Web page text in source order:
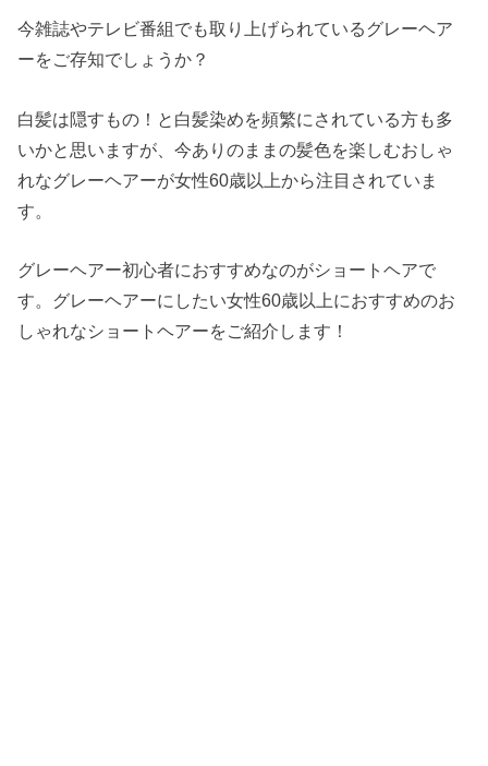
今雑誌やテレビ番組でも取り上げられているグレーヘア
ーをご存知でしょうか？
白髪は隠すもの！と白髪染めを頻繁にされている方も多
いかと思いますが、今ありのままの髪色を楽しむおしゃ
れなグレーヘアーが女性60歳以上から注目されていま
す。
グレーヘアー初心者におすすめなのがショートヘアで
す。グレーヘアーにしたい女性60歳以上におすすめのお
しゃれなショートヘアーをご紹介します！